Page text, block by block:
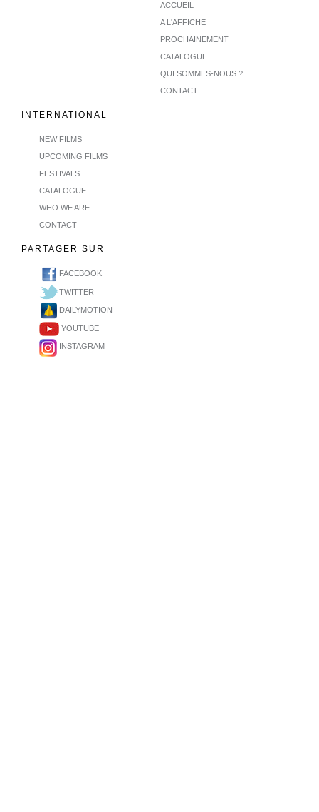
ACCUEIL
A L'AFFICHE
PROCHAINEMENT
CATALOGUE
QUI SOMMES-NOUS ?
CONTACT
INTERNATIONAL
NEW FILMS
UPCOMING FILMS
FESTIVALS
CATALOGUE
WHO WE ARE
CONTACT
PARTAGER SUR
FACEBOOK
TWITTER
DAILYMOTION
YOUTUBE
INSTAGRAM